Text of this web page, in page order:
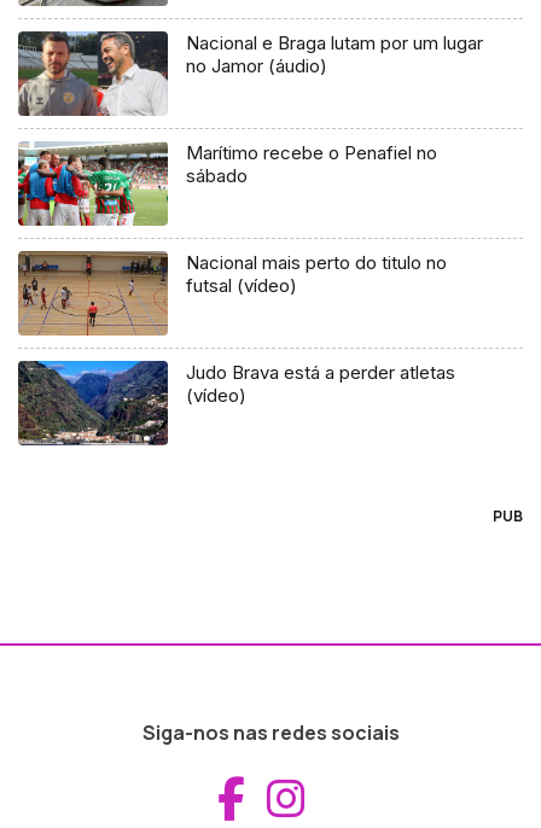
Nacional e Braga lutam por um lugar
no Jamor (áudio)
Marítimo recebe o Penafiel no
sábado
Nacional mais perto do titulo no
futsal (vídeo)
Judo Brava está a perder atletas
(vídeo)
PUB
Siga-nos nas redes sociais
Aceder ao